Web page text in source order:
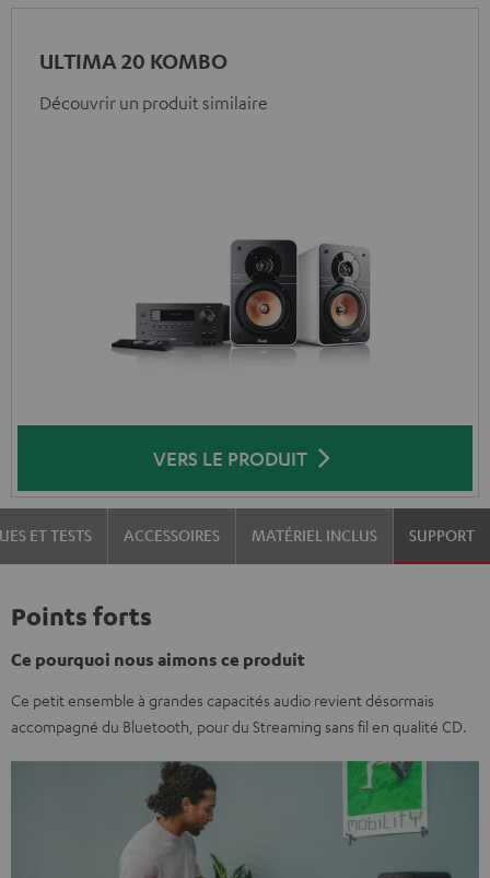
ULTIMA 20 KOMBO
Découvrir un produit similaire
VERS LE PRODUIT
ET TESTS ACCESSOIRES MATÉRIEL INCLUS SUPPORT
Points forts
Ce pourquoi nous aimons ce produit
Ce petit ensemble à grandes capacités audio revient désormais
accompagné du Bluetooth, pour du Streaming sans fil en qualité CD.